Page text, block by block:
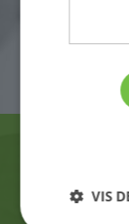
til
VIS